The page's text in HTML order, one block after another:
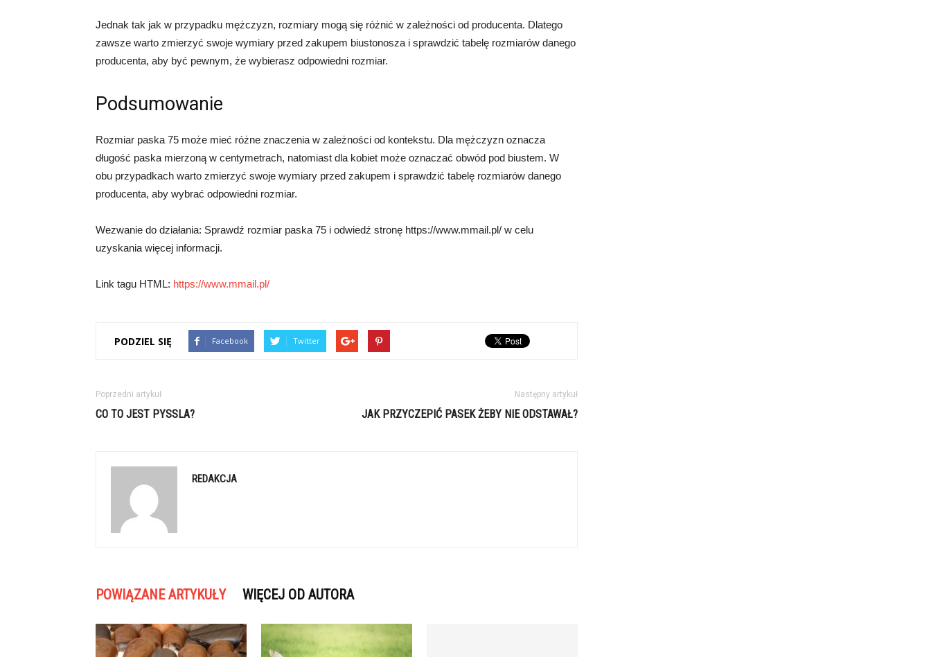
Jednak tak jak w przypadku mężczyzn, rozmiary mogą się różnić w zależności od producenta. Dlatego
zawsze warto zmierzyć swoje wymiary przed zakupem biustonosza i sprawdzić tabelę rozmiarów danego
producenta, aby być pewnym, że wybierasz odpowiedni rozmiar.
Podsumowanie
Rozmiar paska 75 może mieć różne znaczenia w zależności od kontekstu. Dla mężczyzn oznacza
długość paska mierzoną w centymetrach, natomiast dla kobiet może oznaczać obwód pod biustem. W
obu przypadkach warto zmierzyć swoje wymiary przed zakupem i sprawdzić tabelę rozmiarów danego
producenta, aby wybrać odpowiedni rozmiar.
Wezwanie do działania: Sprawdź rozmiar paska 75 i odwiedź stronę https://www.mmail.pl/ w celu
uzyskania więcej informacji.
Link tagu HTML: https://www.mmail.pl/
PODZIEL SIĘ Facebook Twitter
Poprzedni artykuł
CO TO JEST PYSSLA?
Następny artykuł
JAK PRZYCZEPIĆ PASEK ŻEBY NIE ODSTAWAŁ?
REDAKCJA
POWIĄZANE ARTYKUŁY WIĘCEJ OD AUTORA